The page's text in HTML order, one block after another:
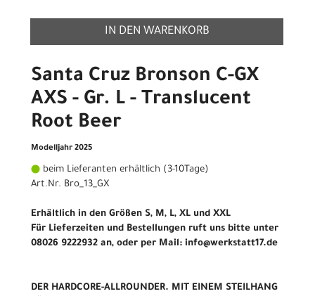
IN DEN WARENKORB
Santa Cruz Bronson C-GX
AXS - Gr. L - Translucent
Root Beer
Modelljahr 2025
beim Lieferanten erhältlich (3-10Tage)
Art.Nr. Bro_13_GX
Erhältlich in den Größen S, M, L, XL und XXL
Für Lieferzeiten und Bestellungen ruft uns bitte unter
08026 9222932 an, oder per Mail: info@werkstatt17.de
DER HARDCORE-ALLROUNDER. MIT EINEM STEILHANG